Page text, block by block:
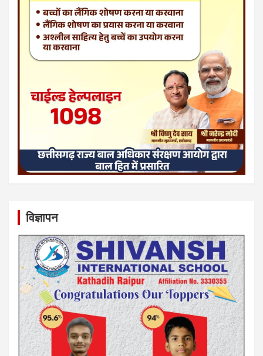
विज्ञापन